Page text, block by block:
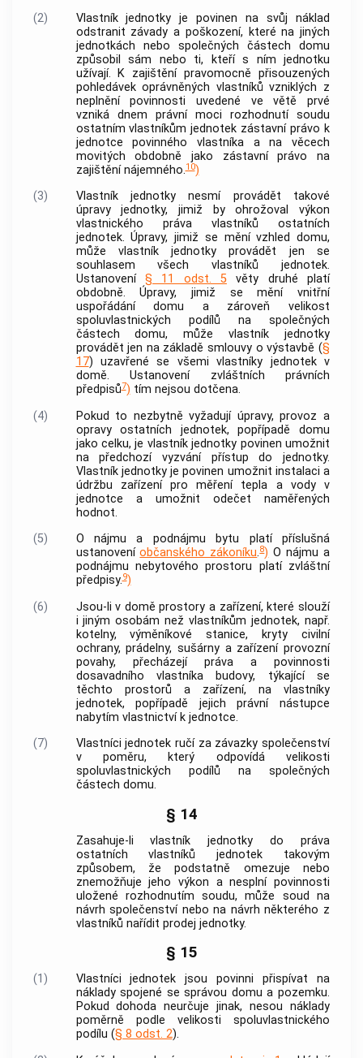
(2)
Vlastníkjednotky je povinen na svůj náklad
odstranit závady a poškození, které na jiných
jednotkách nebo společných částech domu
způsobil sám nebo ti, kteří s ním jednotku
užívají. K zajištění pravomocně přisouzených
pohledávek oprávněných vlastníků vzniklých z
neplnění povinnosti uvedené ve větě prvé
vzniká dnem právní moci rozhodnutí soudu
ostatním vlastníkůmjednotek zástavní právo k
jednotce povinného vlastníka a na věcech
movitých obdobně jako zástavní právo na
zajištění nájemného.10)
(3)
Vlastník jednotkynesmí provádět takové
úpravyjednotky, jimiž by ohrožoval výkon
vlastnického práva vlastníků ostatních
jednotek. Úpravy, jimiž se mění vzhled domu,
může vlastníkjednotky provádět jen se
souhlasem všech vlastníků jednotek.
Ustanovení § 11 odst. 5věty druhé platí
obdobně. Úpravy, jimiž se mění vnitřní
uspořádání domu a zároveň velikost
spoluvlastnických podílů na společných
částech domu, může vlastník jednotky
provádět jen na základě smlouvy o výstavbě (§
17) uzavřené se všemi vlastníky jednotekv
domě. Ustanovení zvláštních právních
předpisů7) tím nejsou dotčena.
(4)
Pokud to nezbytně vyžadují úpravy, provoz a
opravy ostatních jednotek, popřípadě domu
jako celku, je vlastníkjednotky povinen umožnit
na předchozí vyzvání přístup do jednotky.
Vlastník jednotkyje povinen umožnit instalaci a
údržbu zařízení pro měření tepla a vody v
jednotce a umožnit odečet naměřených
hodnot.
(5)
O nájmu a podnájmu bytu platí příslušná
ustanoveníobčanského zákoníku.8) O nájmu a
podnájmu nebytového prostoru platí zvláštní
předpisy.9)
(6)
Jsou-li v domě prostory a zařízení, které slouží
i jiným osobám než vlastníkůmjednotek, např.
kotelny, výměníkové stanice, kryty civilní
ochrany, prádelny, sušárny a zařízení provozní
povahy, přecházejí práva a povinnosti
dosavadního vlastníka
budovy, týkající se
těchto prostorů a zařízení, na vlastníky
jednotek, popřípadě jejich právní nástupce
nabytím vlastnictví k jednotce.
(7)
Vlastnícijednotek ručí za závazky společenství
v poměru, který odpovídá velikosti
spoluvlastnických podílů na společných
částech domu.
§ 14
Zasahuje-li vlastníkjednotky do práva
ostatních vlastníkůjednotek takovým
způsobem, že podstatně omezuje nebo
znemožňuje jeho výkon a nesplní povinnosti
uložené rozhodnutím soudu, může soud na
návrh společenství nebo na návrh některého z
vlastníků nařídit prodej jednotky.
§ 15
(1) Vlastnícijednotek jsou povinni přispívat na
náklady spojené se správou domu a pozemku.
Pokud dohoda neurčuje jinak, nesou náklady
poměrně podle velikosti spoluvlastnického
podílu (§ 8 odst. 2).